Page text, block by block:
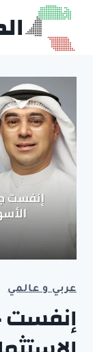
التجاوز
المحتوى
عربي و عالمي